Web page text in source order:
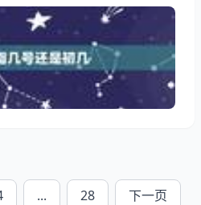
，谢谢，你知道这是怎么回
几号，下面就一起来看看农历
帮助到大家！ 农历是指几号
初几 农历也历一般用初
们通常说的阳历，阴历，农
... 28 下一页